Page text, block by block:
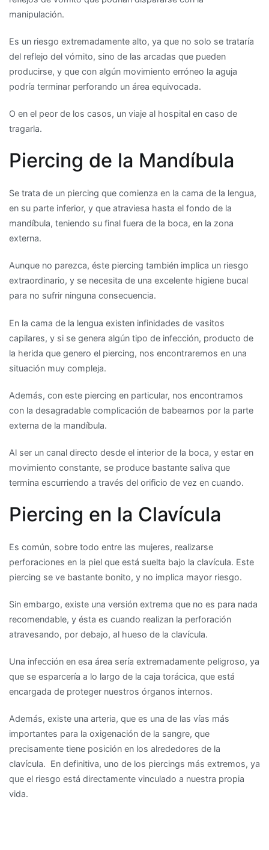
manipulación.
Es un riesgo extremadamente alto, ya que no solo se trataría
del reflejo del vómito, sino de las arcadas que pueden
producirse, y que con algún movimiento erróneo la aguja
podría terminar perforando un área equivocada.
O en el peor de los casos, un viaje al hospital en caso de
tragarla.
Piercing de la Mandíbula
Se trata de un piercing que comienza en la cama de la lengua,
en su parte inferior, y que atraviesa hasta el fondo de la
mandíbula, teniendo su final fuera de la boca, en la zona
externa.
Aunque no parezca, éste piercing también implica un riesgo
extraordinario, y se necesita de una excelente higiene bucal
para no sufrir ninguna consecuencia.
En la cama de la lengua existen infinidades de vasitos
capilares, y si se genera algún tipo de infección, producto de
la herida que genero el piercing, nos encontraremos en una
situación muy compleja.
Además, con este piercing en particular, nos encontramos
con la desagradable complicación de babearnos por la parte
externa de la mandíbula.
Al ser un canal directo desde el interior de la boca, y estar en
movimiento constante, se produce bastante saliva que
termina escurriendo a través del orificio de vez en cuando.
Piercing en la Clavícula
Es común, sobre todo entre las mujeres, realizarse
perforaciones en la piel que está suelta bajo la clavícula. Este
piercing se ve bastante bonito, y no implica mayor riesgo.
Sin embargo, existe una versión extrema que no es para nada
recomendable, y ésta es cuando realizan la perforación
atravesando, por debajo, al hueso de la clavícula.
Una infección en esa área sería extremadamente peligroso, ya
que se esparcería a lo largo de la caja torácica, que está
encargada de proteger nuestros órganos internos.
Además, existe una arteria, que es una de las vías más
importantes para la oxigenación de la sangre, que
precisamente tiene posición en los alrededores de la
clavícula. En definitiva, uno de los piercings más extremos, ya
que el riesgo está directamente vinculado a nuestra propia
vida.